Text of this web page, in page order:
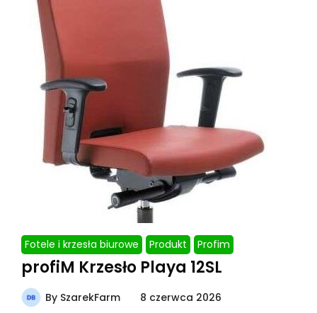
Fotele i krzesła biurowe Produkt Profim
profiM Krzesło Playa 12SL
By SzarekFarm 8 czerwca 2026